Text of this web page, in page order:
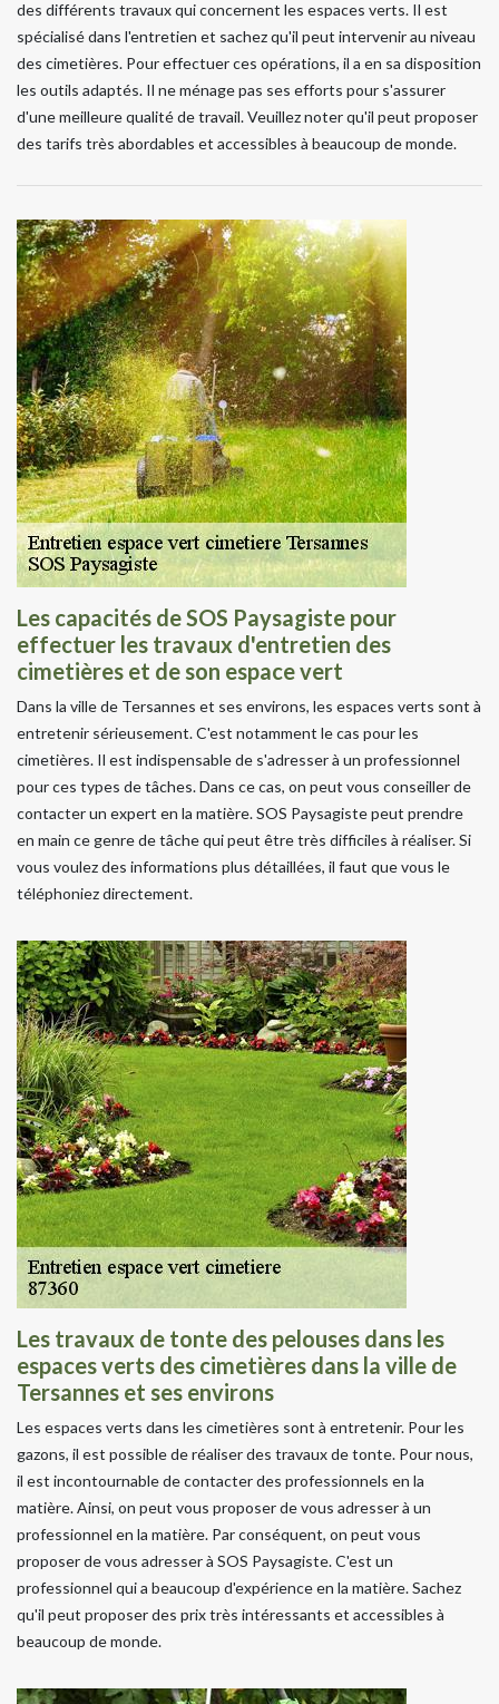
des différents travaux qui concernent les espaces verts. Il est
spécialisé dans l'entretien et sachez qu'il peut intervenir au niveau
des cimetières. Pour effectuer ces opérations, il a en sa disposition
les outils adaptés. Il ne ménage pas ses efforts pour s'assurer
d'une meilleure qualité de travail. Veuillez noter qu'il peut proposer
des tarifs très abordables et accessibles à beaucoup de monde.
Les capacités de SOS Paysagiste pour
effectuer les travaux d'entretien des
cimetières et de son espace vert
Dans la ville de Tersannes et ses environs, les espaces verts sont à
entretenir sérieusement. C'est notamment le cas pour les
cimetières. Il est indispensable de s'adresser à un professionnel
pour ces types de tâches. Dans ce cas, on peut vous conseiller de
contacter un expert en la matière. SOS Paysagiste peut prendre
en main ce genre de tâche qui peut être très difficiles à réaliser. Si
vous voulez des informations plus détaillées, il faut que vous le
téléphoniez directement.
Les travaux de tonte des pelouses dans les
espaces verts des cimetières dans la ville de
Tersannes et ses environs
Les espaces verts dans les cimetières sont à entretenir. Pour les
gazons, il est possible de réaliser des travaux de tonte. Pour nous,
il est incontournable de contacter des professionnels en la
matière. Ainsi, on peut vous proposer de vous adresser à un
professionnel en la matière. Par conséquent, on peut vous
proposer de vous adresser à SOS Paysagiste. C'est un
professionnel qui a beaucoup d'expérience en la matière. Sachez
qu'il peut proposer des prix très intéressants et accessibles à
beaucoup de monde.